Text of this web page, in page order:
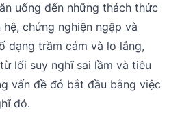
uống đến những thách thức
chứng nghiện ngập và
dạng trầm cảm và lo lắng,
lối suy nghĩ sai lầm và tiêu
vấn đề đó bắt đầu bằng việc
đó.